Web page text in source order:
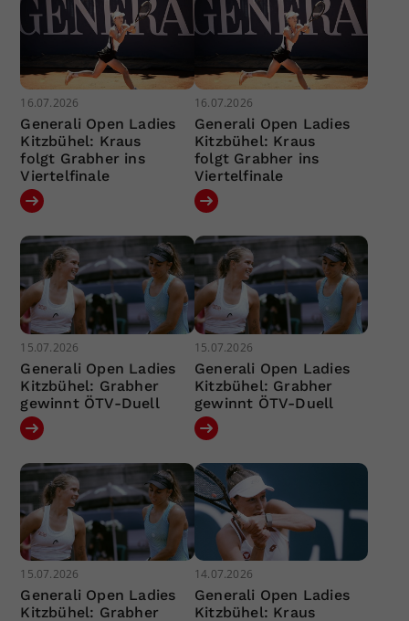
16.07.2026
Generali Open Ladies
Kitzbühel: Kraus
folgt Grabher ins
Viertelfinale
16.07.2026
Generali Open Ladies
Kitzbühel: Kraus
folgt Grabher ins
Viertelfinale
15.07.2026
Generali Open Ladies
Kitzbühel: Grabher
gewinnt ÖTV-Duell
15.07.2026
Generali Open Ladies
Kitzbühel: Grabher
gewinnt ÖTV-Duell
15.07.2026
Generali Open Ladies
Kitzbühel: Grabher
14.07.2026
Generali Open Ladies
Kitzbühel: Kraus